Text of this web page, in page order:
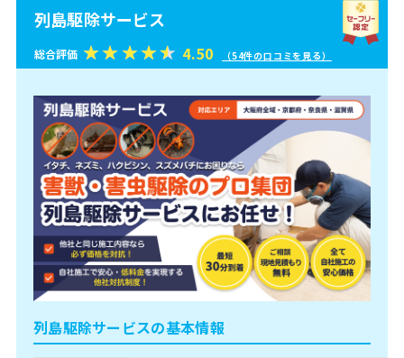
列島駆除サービス
総合評価 4.50 （54件の口コミを見る）
列島駆除サービスの基本情報